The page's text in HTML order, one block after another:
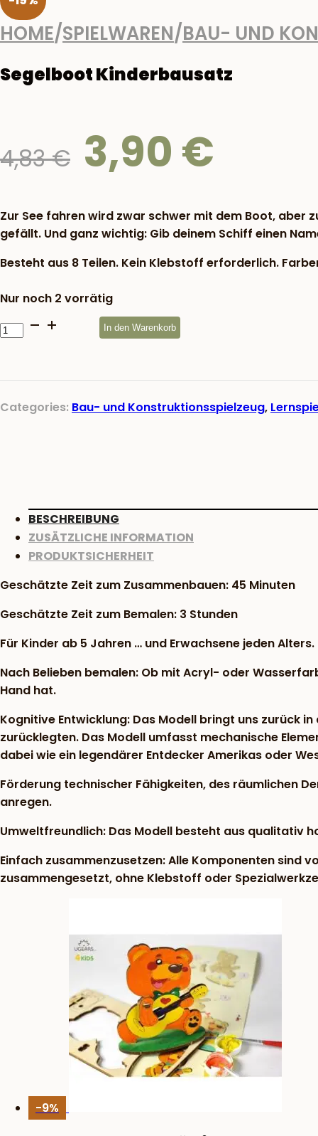
HOME/SPIELWAREN/BAU- UND
Segelboot Kinderbausatz
4,83€ Ursprünglicher
Preis
4,83 €
3,90 €
3,90 €.
Zur See fahren wird zwar schwer mit dem Boot, aber
gefällt. Und ganz wichtig: Gib deinem Schiff einen
Besteht aus 8 Teilen. Kein Klebstoff erforderlich.
Nur noch 2 vorrätig
Segelboot
Kinderbausatz
In den Warenkorb
Categories: Bau- und Konstruktionsspielzeug,
BESCHREIBUNG
ZUSÄTZLICHE INFORMATION
PRODUKTSICHERHEIT
Geschätzte Zeit zum Zusammenbauen: 45 Minuten
Geschätzte Zeit zum Bemalen: 3 Stunden
Für Kinder ab 5 Jahren … und Erwachsene jeden Alters.
Nach Belieben bemalen: Ob mit Acryl- oder
Hand hat.
Kognitive Entwicklung: Das Modell bringt uns zurück
zurücklegten. Das Modell umfasst mechanische
dabei wie ein legendärer Entdecker Amerikas oder
Förderung technischer Fähigkeiten, des räumlichen
anregen.
Umweltfreundlich: Das Modell besteht aus qualitativ
Einfach zusammenzusetzen: Alle Komponenten sind
zusammengesetzt, ohne Klebstoff oder
-9%